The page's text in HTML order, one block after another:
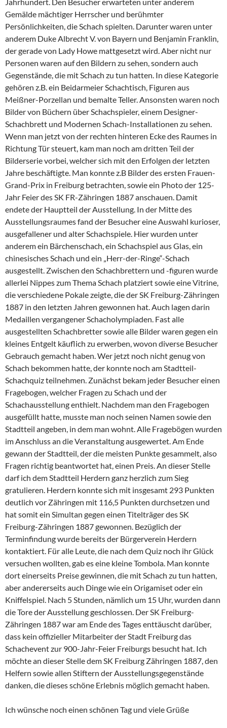
Gemälde mächtiger Herrscher und berühmter
Persönlichkeiten, die Schach spielten. Darunter waren unter
anderem Duke Albrecht V. von Bayern und Benjamin Franklin,
der gerade von Lady Howe mattgesetzt wird. Aber nicht nur
Personen waren auf den Bildern zu sehen, sondern auch
Gegenstände, die mit Schach zu tun hatten. In diese Kategorie
gehören z.B. ein Beidarmeier Schachtisch, Figuren aus
Meißner-Porzellan und bemalte Teller. Ansonsten waren noch
Bilder von Büchern über Schachspieler, einem Designer-
Schachbrett und Modernen Schach-Installationen zu sehen.
Wenn man jetzt von der rechten hinteren Ecke des Raumes in
Richtung Tür steuert, kam man noch am dritten Teil der
Bilderserie vorbei, welcher sich mit den Erfolgen der letzten
Jahre beschäftigte. Man konnte z.B Bilder des ersten Frauen-
Grand-Prix in Freiburg betrachten, sowie ein Photo der 125-
Jahr Feier des SK FR-Zähringen 1887 anschauen. Damit
endete der Hauptteil der Ausstellung. In der Mitte des
Ausstellungsraumes fand der Besucher eine Auswahl kurioser,
ausgefallener und alter Schachspiele. Hier wurden unter
anderem ein Bärchenschach, ein Schachspiel aus Glas, ein
chinesisches Schach und ein „Herr-der-Ringe“-Schach
ausgestellt. Zwischen den Schachbrettern und -figuren wurde
allerlei Nippes zum Thema Schach platziert sowie eine Vitrine,
die verschiedene Pokale zeigte, die der SK Freiburg-Zähringen
1887 in den letzten Jahren gewonnen hat. Auch lagen darin
Medaillen vergangener Schacholympiaden. Fast alle
ausgestellten Schachbretter sowie alle Bilder waren gegen ein
kleines Entgelt käuflich zu erwerben, wovon diverse Besucher
Gebrauch gemacht haben. Wer jetzt noch nicht genug von
Schach bekommen hatte, der konnte noch am Stadtteil-
Schachquiz teilnehmen. Zunächst bekam jeder Besucher einen
Fragebogen, welcher Fragen zu Schach und der
Schachausstellung enthielt. Nachdem man den Fragebogen
ausgefüllt hatte, musste man noch seinen Namen sowie den
Stadtteil angeben, in dem man wohnt. Alle Fragebögen wurden
im Anschluss an die Veranstaltung ausgewertet. Am Ende
gewann der Stadtteil, der die meisten Punkte gesammelt, also
Fragen richtig beantwortet hat, einen Preis. An dieser Stelle
darf ich dem Stadtteil Herdern ganz herzlich zum Sieg
gratulieren. Herdern konnte sich mit insgesamt 293 Punkten
deutlich vor Zähringen mit 116,5 Punkten durchsetzen und
hat somit ein Simultan gegen einen Titelträger des SK
Freiburg-Zähringen 1887 gewonnen. Bezüglich der
Terminfindung wurde bereits der Bürgerverein Herdern
kontaktiert. Für alle Leute, die nach dem Quiz noch ihr Glück
versuchen wollten, gab es eine kleine Tombola. Man konnte
dort einerseits Preise gewinnen, die mit Schach zu tun hatten,
aber andererseits auch Dinge wie ein Origamiset oder ein
Kniffelspiel. Nach 5 Stunden, nämlich um 15 Uhr, wurden dann
die Tore der Ausstellung geschlossen. Der SK Freiburg-
Zähringen 1887 war am Ende des Tages enttäuscht darüber,
dass kein offizieller Mitarbeiter der Stadt Freiburg das
Schachevent zur 900-Jahr-Feier Freiburgs besucht hat. Ich
möchte an dieser Stelle dem SK Freiburg Zähringen 1887, den
Helfern sowie allen Stiftern der Ausstellungsgegenstände
danken, die dieses schöne Erlebnis möglich gemacht haben.
Ich wünsche noch einen schönen Tag und viele Grüße